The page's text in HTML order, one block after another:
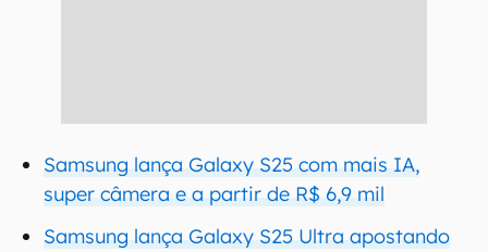
Samsung lança Galaxy S25 com mais IA,
super câmera e a partir de R$ 6,9 mil
Samsung lança Galaxy S25 Ultra apostando